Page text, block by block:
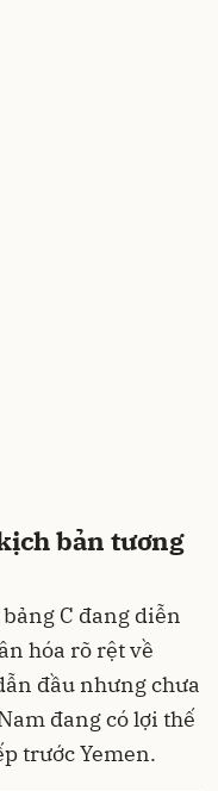
bản tương
C đang diễn
hóa rõ rệt về
đầu nhưng chưa
đang có lợi thế
trước Yemen.